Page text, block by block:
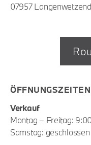
07957
ÖFFNUNGSZEITEN
Verkauf
Montag – Freitag:
Samstag: geschlossen